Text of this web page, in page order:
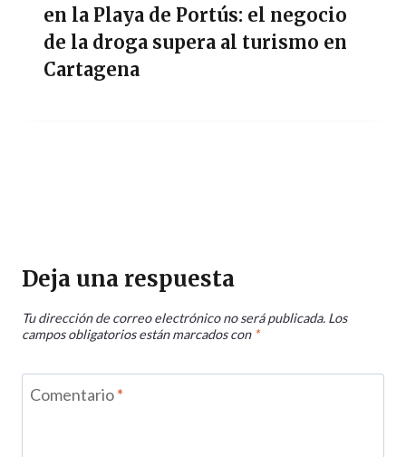
en la Playa de Portús: el negocio
de la droga supera al turismo en
Cartagena
Deja una respuesta
Tu dirección de correo electrónico no será publicada. Los
campos obligatorios están marcados con *
Comentario*